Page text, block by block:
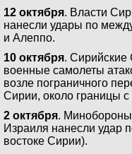
12 октября. Власти
нанесли удары по
и Алеппо.
10 октября. Сирийские
военные самолеты
возле пограничного
Сирии, около границы
2 октября.
Израиля нанесли удар
востоке Сирии).